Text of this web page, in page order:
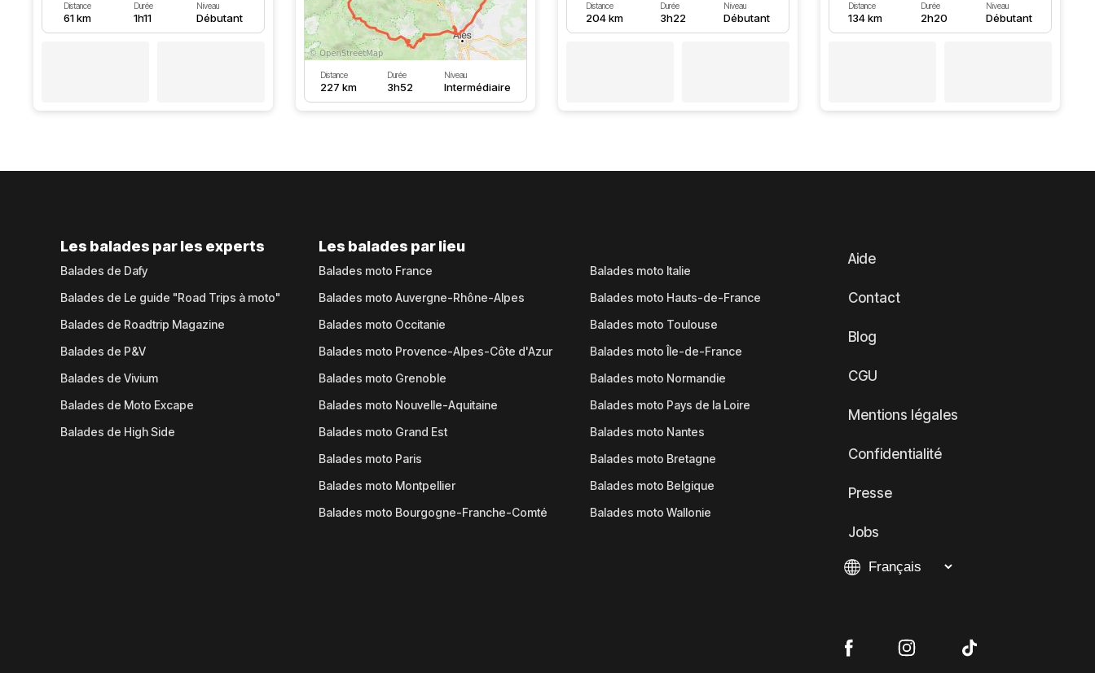
Distance
61 km
Durée
1h11
Niveau
Débutant
Distance
227 km
Durée
3h52
Niveau
Intermédiaire
Distance
204 km
Durée
3h22
Niveau
Débutant
Distance
134 km
Durée
2h20
Niveau
Débutant
Les balades par les experts
Balades de Dafy
Balades de Le guide "Road Trips à moto"
Balades de Roadtrip Magazine
Balades de P&V
Balades de Vivium
Balades de Moto Excape
Balades de High Side
Les balades par lieu
Balades moto France
Balades moto Auvergne-Rhône-Alpes
Balades moto Occitanie
Balades moto Provence-Alpes-Côte d'Azur
Balades moto Grenoble
Balades moto Nouvelle-Aquitaine
Balades moto Grand Est
Balades moto Paris
Balades moto Montpellier
Balades moto Bourgogne-Franche-Comté
Balades moto Italie
Balades moto Hauts-de-France
Balades moto Toulouse
Balades moto Île-de-France
Balades moto Normandie
Balades moto Pays de la Loire
Balades moto Nantes
Balades moto Bretagne
Balades moto Belgique
Balades moto Wallonie
Aide
Contact
Blog
CGU
Mentions légales
Confidentialité
Presse
Jobs